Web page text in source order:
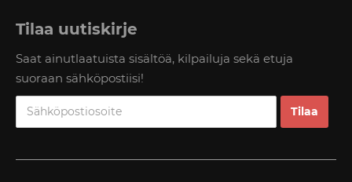
Tilaa uutiskirje
Saat ainutlaatuista sisältöä, kilpailuja sekä etuja
suoraan sähköpostiisi!